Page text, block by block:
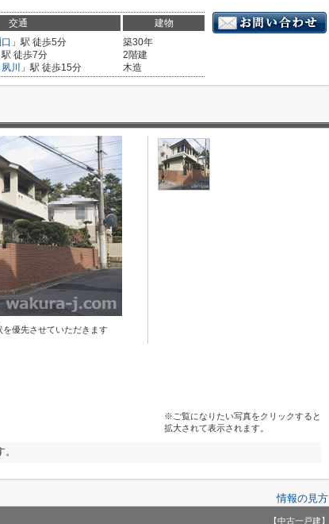
交通 建物
」駅 徒歩5分
駅 徒歩7分
川 」駅 徒歩15分
築30年
2階建
木造
優先させていただきます
※ご覧になりたい写真をクリックすると
拡大されて表示されます。
情報の見方
【中古一戸建】